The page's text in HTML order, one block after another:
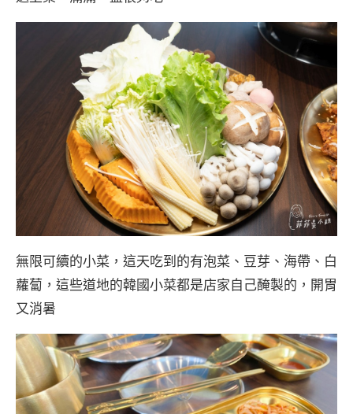
無限可續的小菜，這天吃到的有泡菜、豆芽、海帶、白
蘿蔔，這些道地的韓國小菜都是店家自己醃製的，開胃
又消暑